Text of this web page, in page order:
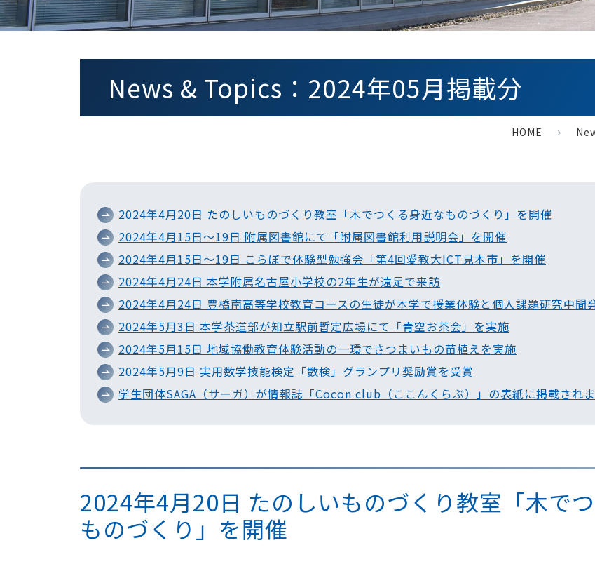
News & Topics：2024年05月掲載分
HOME
2024年4月20日 たのしいものづくり教室「木でつくる身近なものづくり」を開催
2024年4月15日～19日 附属図書館にて「附属図書館利用説明会」を開催
2024年4月15日～19日 こらぼで体験型勉強会「第4回愛教大ICT見本市」を開催
2024年4月24日 本学附属名古屋小学校の2年生が遠足で来訪
2024年4月24日 豊橋南高等学校教育コースの生徒が本学で授業体験と個人課題研究中間
2024年5月3日 本学茶道部が知立駅前暫定広場にて「青空お茶会」を実施
2024年5月15日 地域協働教育体験活動の一環でさつまいもの苗植えを実施
2024年5月9日 実用数学技能検定「数検」グランプリ奨励賞を受賞
学生団体SAGA（サーガ）が情報誌「Cocon club（ここんくらぶ）」の表紙に掲載されま
2024年4月20日 たのしいものづくり教室「木で
ものづくり」を開催